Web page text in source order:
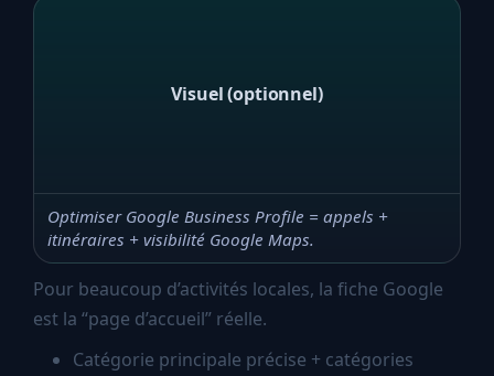
Visuel (optionnel)
Optimiser Google Business Profile = appels +
itinéraires + visibilité Google Maps.
Pour beaucoup d’activités locales, la fiche Google
est la “page d’accueil” réelle.
Catégorie principale précise + catégories